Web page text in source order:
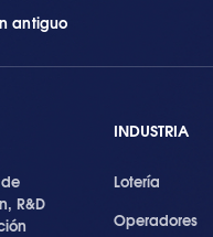
antiguo
R&D
INDUSTRIA
Lotería
Operadores